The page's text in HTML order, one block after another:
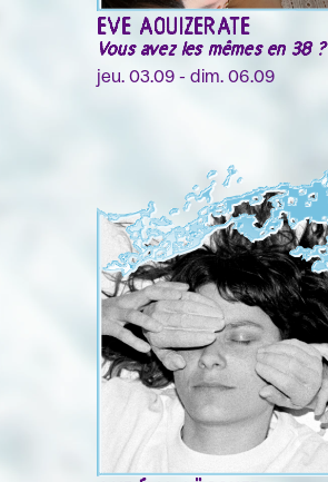
EVE AOUIZERATE
Vous avez les mêmes en 38 ?
jeu. 03.09 - dim. 06.09